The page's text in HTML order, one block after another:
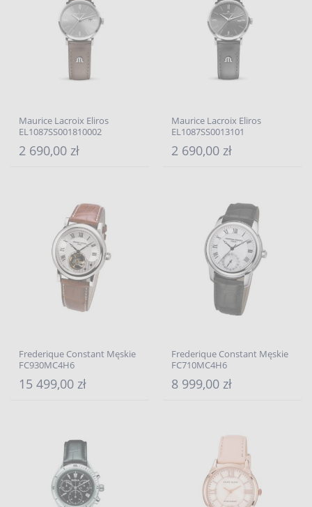
Maurice Lacroix Eliros
EL1087SS001810002
2 690,00 zł
Maurice Lacroix Eliros
EL1087SS0013101
2 690,00 zł
Frederique Constant Męskie
FC930MC4H6
15 499,00 zł
Frederique Constant Męskie
FC710MC4H6
8 999,00 zł